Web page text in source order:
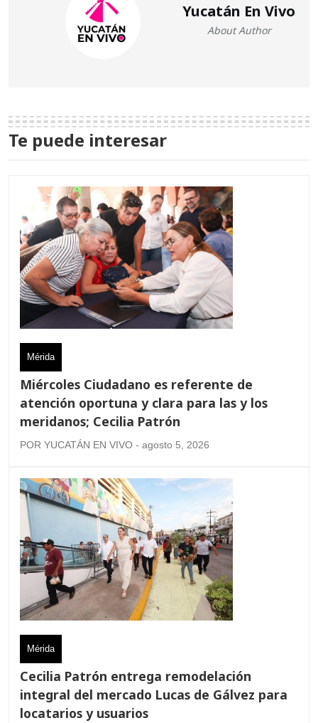
Yucatán En Vivo
About Author
Te puede interesar
Mérida
Miércoles Ciudadano es referente de
atención oportuna y clara para las y los
meridanos; Cecilia Patrón
POR YUCATÁN EN VIVO - agosto 5, 2026
Mérida
Cecilia Patrón entrega remodelación
integral del mercado Lucas de Gálvez para
locatarios y usuarios